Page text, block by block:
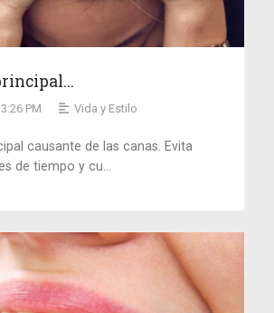
PM Vida y Estilo
causante de las canas. Evita
de tiempo y cu...